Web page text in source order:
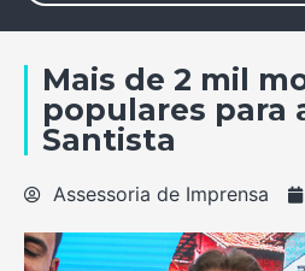
Mais de 2 mil
populares para
Santista
Assessoria de Imprensa